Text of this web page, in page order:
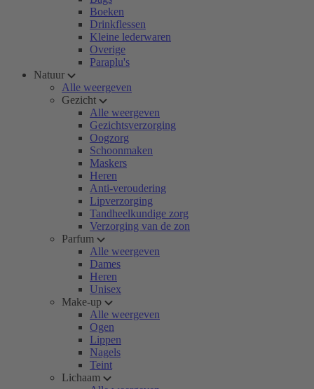
Boeken
Drinkflessen
Kleine lederwaren
Overige
Paraplu's
Natuur
Alle weergeven
Gezicht
Alle weergeven
Gezichtsverzorging
Oogzorg
Schoonmaken
Maskers
Heren
Anti-veroudering
Lipverzorging
Tandheelkundige zorg
Verzorging van de zon
Parfum
Alle weergeven
Dames
Heren
Unisex
Make-up
Alle weergeven
Ogen
Lippen
Nagels
Teint
Lichaam